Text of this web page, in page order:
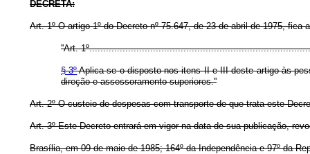
DECRETA:
Art. 1º O artigo 1º do Decreto nº 75.647, de 23 de abril de 1975, fica
''Art.
§ 3ºAplica-se o disposto nos itens II e III deste artigo às
direção e assessoramento superiores.''
Art. 2º O custeio de despesas com transporte de que trata este
Art. 3º Este Decreto entrará em vigor na data de sua publicação,
Brasília, em 09 de maio de 1985; 164º da Independência e 97º da